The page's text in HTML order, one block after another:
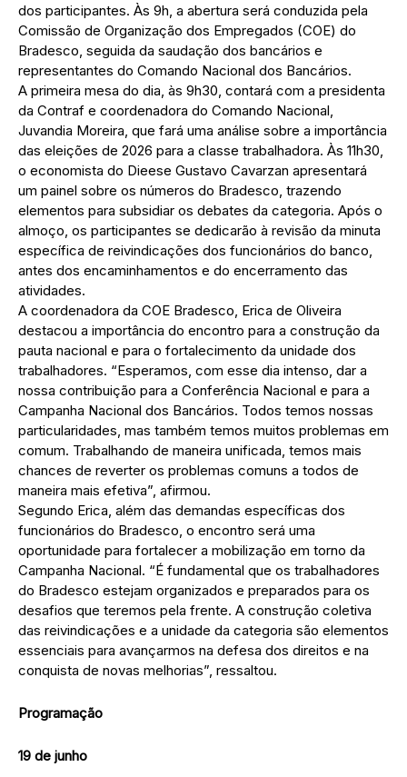
dos participantes. Às 9h, a abertura será conduzida pela
Comissão de Organização dos Empregados (COE) do
Bradesco, seguida da saudação dos bancários e
representantes do Comando Nacional dos Bancários.
A primeira mesa do dia, às 9h30, contará com a presidenta
da Contraf e coordenadora do Comando Nacional,
Juvandia Moreira, que fará uma análise sobre a importância
das eleições de 2026 para a classe trabalhadora. Às 11h30,
o economista do Dieese Gustavo Cavarzan apresentará
um painel sobre os números do Bradesco, trazendo
elementos para subsidiar os debates da categoria. Após o
almoço, os participantes se dedicarão à revisão da minuta
específica de reivindicações dos funcionários do banco,
antes dos encaminhamentos e do encerramento das
atividades.
A coordenadora da COE Bradesco, Erica de Oliveira
destacou a importância do encontro para a construção da
pauta nacional e para o fortalecimento da unidade dos
trabalhadores. “Esperamos, com esse dia intenso, dar a
nossa contribuição para a Conferência Nacional e para a
Campanha Nacional dos Bancários. Todos temos nossas
particularidades, mas também temos muitos problemas em
comum. Trabalhando de maneira unificada, temos mais
chances de reverter os problemas comuns a todos de
maneira mais efetiva”, afirmou.
Segundo Erica, além das demandas específicas dos
funcionários do Bradesco, o encontro será uma
oportunidade para fortalecer a mobilização em torno da
Campanha Nacional. “É fundamental que os trabalhadores
do Bradesco estejam organizados e preparados para os
desafios que teremos pela frente. A construção coletiva
das reivindicações e a unidade da categoria são elementos
essenciais para avançarmos na defesa dos direitos e na
conquista de novas melhorias”, ressaltou.
Programação
19 de junho